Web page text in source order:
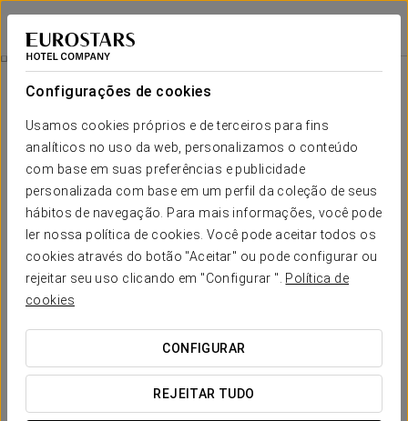
Configurações de cookies
Usamos cookies próprios e de terceiros para fins
analíticos no uso da web, personalizamos o conteúdo
com base em suas preferências e publicidade
personalizada com base em um perfil da coleção de seus
hábitos de navegação. Para mais informações, você pode
ler nossa política de cookies. Você pode aceitar todos os
cookies através do botão "Aceitar" ou pode configurar ou
rejeitar seu uso clicando em "Configurar ". Política de
cookies
CONFIGURAR
REJEITAR TUDO
Eurostars Diana Palace
PALÊNCIA
Quartos
Quartos
O conforto e descanso que necessita
O hotel Eurostars Diana Palace dispõe de 65 quartos
acolhedores, funcionais e cálidos, agradavelmente decorados
em madeira e mármore. Todos eles possuem recursos como:
smart TV com acesso gratuito à Samsung TV, cafeteira e
conexão Wi-Fi gratuita. Além disso, o resto estará cheio porque
cada quarto é insonorizado e alguns deles têm um belo
terraço.
Quartos